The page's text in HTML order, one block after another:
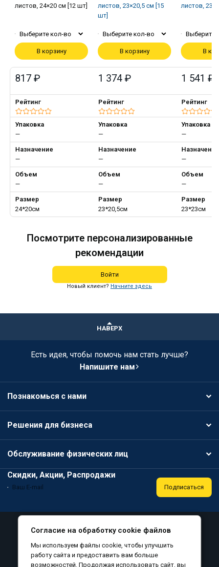
листов, 24×20 см [12 шт]
Выберите кол-во
В корзину
листов, 23×20,5 см [15
шт]
Выберите кол-во
В корзину
листов,
Выберите
В
817 ₽ 1 374 ₽ 1 541 ₽
Рейтинг Рейтинг Рейтинг
Упаковка
—
Упаковка
—
Упаковка
—
Назначение
—
Назначение
—
Назначение
—
Объем
—
Объем
—
Объем
—
Размер
24*20см
Размер
23*20,5см
Размер
23*23см
Посмотрите персонализированные
рекомендации
Войти
Новый клиент? Начните здесь
НАВЕРХ
Есть идея, чтобы помочь нам стать лучше?
Напишите нам
Познакомься с нами
Решения для бизнеса
Обслуживание физических лиц
Скидки, Акции, Распродажи
Подписаться
Специальная оценка условий трудаПубличная оферта
Политика конфиденциальности
Соглашение на обработку персональных данных
Согласие на обработку cookie файлов
Мы используем файлы cookie, чтобы улучшить
работу сайта и предоставить вам больше
возможностей. Продолжая использовать сайт, вы